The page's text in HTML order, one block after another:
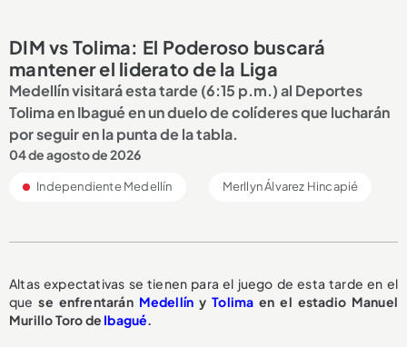
DIM vs Tolima: El Poderoso buscará
mantener el liderato de la Liga
Medellín visitará esta tarde (6:15 p.m.) al Deportes
Tolima en Ibagué en un duelo de colíderes que lucharán
por seguir en la punta de la tabla.
04 de agosto de 2026
Independiente Medellín Merllyn Álvarez Hincapié
Altas expectativas se tienen para el juego de esta tarde en el
quese enfrentarán MedellínyTolimaen el estadio Manuel
Murillo Toro de Ibagué.